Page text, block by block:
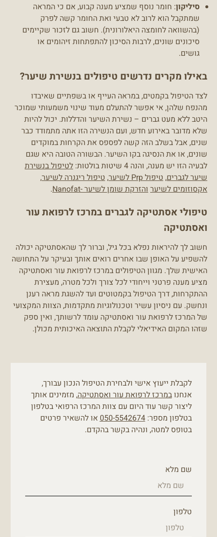
סיליקון: חומר נוסף שמציע מענה קבוע, אם כי המראה
שמתקבל הוא לרוב לא טבעי ואת החומר קשה לפרק
(בהשוואה לחומצה היאלורונית). חשוב גם לזכור שקיימים
סיכונים שונים, לרבות הסיכון להתפתחות זיהומים או
גושים.
באילו מקרים נדרשים טיפולים בנשירת שיער?
לצד הטיפול בקמטים, במראה העייף או בשפתיים שאיבדו
מהנפח שלהן, אי אפשר להתעלם מעוד שינוי משמעותי שמוכר
היטב ללא מעט גברים – נשירת השיער והדללות. יכול להיות
שלא מדובר באירוע חדש, ועם הנשירה הזו אתה מתמודד כבר
שנים, אבל בשלב הזה קשה לפספס את הקרחות במוקדים
שונים, או את הנסיגה בקו השיער. הבשורה הטובה היא שגם
לבעיה הזו יש מענה, והנה 4 שיטות בולטות:
לטיפול בנשירת
שיער לגברים,טיפול Prp לשיער ,טיפול ריגנרה לשיער,
אקסוזומים לשיערוהזרקת שומן לשיער -Nanofat .
טיפולי אסתטיקה לגברים במרכז לרפואת עור
ואסתטיקה
חשוב לך להיראות נפלא בכל גיל, וברור לך שהאסתטיקה יכולה
להשפיע על האופן שבו אחרים רואים אותך ובעיקר על התחושה
האישית שלך. מגוון הטיפולים במרכז לרפואת עור ואסתטיקה
מציע מענה פרטני וייחודי לכל צורך ולכל מטרה, מעצירת
ההתקרחות, דרך הטיפול בקמטוטים ועד להשגת מראה רענן
ונחשק. עם ניסיון עשיר וטכנולוגיות מתקדמות, הצוות המקצועי
של המרכז לרפואת עור ואסתטיקה עומד לרשותך, ואין ספק
שזהו המקום האידיאלי לקבלת התוצאה האיכותית מכולן.
לקבלת ייעוץ אישי ולבחירת הטיפול הנכון עבורך,
אנחנובמרכז לרפואת עור ואסתטיקה, מזמינים אותך
ליצור קשר עוד היום עם צוות המרכז הרפואי בטלפון
בטלפון מספר:050-5542674או להשאיר פרטים
בטופס למטה, ונהיה בקשר בהקדם.
שם מלא
טלפון